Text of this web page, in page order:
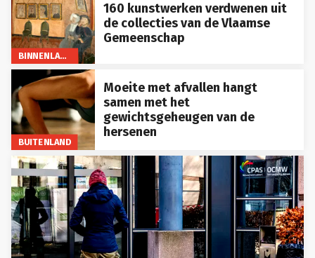
BINNENLAND
160 kunstwerken verdwenen uit
de collecties van de Vlaamse
Gemeenschap
BUITENLAND
Moeite met afvallen hangt
samen met het
gewichtsgeheugen van de
hersenen